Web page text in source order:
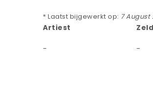
* Laatst bijgewerkt op: 7 August
Artiest
- -